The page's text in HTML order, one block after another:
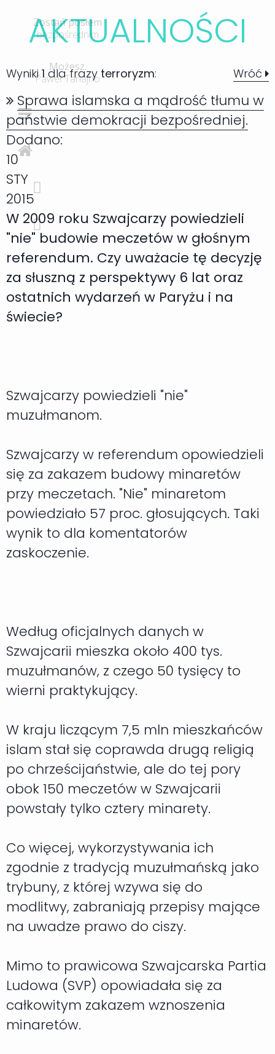
AKTUALNOŚCI
Wyniki1dla frazyterroryzm: Wróć
Sprawa islamska a mądrość tłumu w
państwie demokracji bezpośredniej.
Dodano:
10
STY
2015
W 2009 roku Szwajcarzy powiedzieli
"nie" budowie meczetów w głośnym
referendum. Czy uważacie tę decyzję
za słuszną z perspektywy 6 lat oraz
ostatnich wydarzeń w Paryżu i na
świecie?
Szwajcarzy powiedzieli "nie"
muzułmanom.
Szwajcarzy w referendum opowiedzieli
się za zakazem budowy minaretów
przy meczetach. "Nie" minaretom
powiedziało 57 proc. głosujących. Taki
wynik to dla komentatorów
zaskoczenie.
Według oficjalnych danych w
Szwajcarii mieszka około 400 tys.
muzułmanów, z czego 50 tysięcy to
wierni praktykujący.
W kraju liczącym 7,5 mln mieszkańców
islam stał się coprawda drugą religią
po chrześcijaństwie, ale do tej pory
obok 150 meczetów w Szwajcarii
powstały tylko cztery minarety.
Co więcej, wykorzystywania ich
zgodnie z tradycją muzułmańską jako
trybuny, z której wzywa się do
modlitwy, zabraniają przepisy mające
na uwadze prawo do ciszy.
Mimo to prawicowa Szwajcarska Partia
Ludowa (SVP) opowiadała się za
całkowitym zakazem wznoszenia
minaretów.
Zostań posłem
bezpośrednim
Możesz.
Paweł Tanajno